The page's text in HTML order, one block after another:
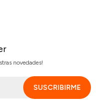
novedades!
SUSCRIBIRME